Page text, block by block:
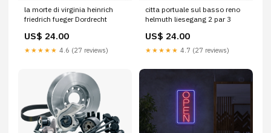
la morte di virginia heinrich
friedrich fueger Dordrecht
US$ 24.00
★★★★★ 4.6 (27 reviews)
citta portuale sul basso reno
helmuth liesegang 2 par 3
US$ 24.00
★★★★★ 4.7 (27 reviews)